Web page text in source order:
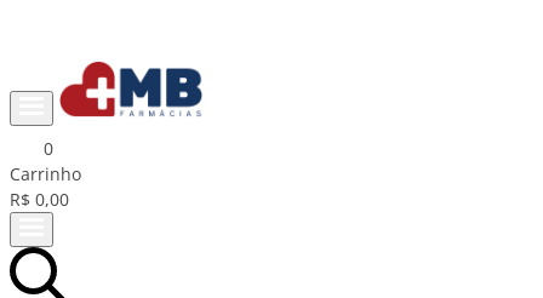
0
Carrinho
R$ 0,00